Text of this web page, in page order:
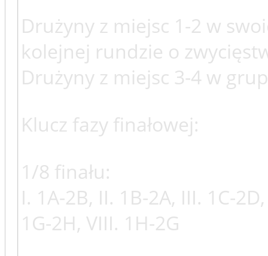
Drużyny z miejsc 1-2 w
kolejnej rundzie o
Drużyny z miejsc 3-4 w
Klucz fazy finałowej:
1/8 finału:
I. 1A-2B, II. 1B-2A, III. 1C-
1G-2H, VIII. 1H-2G